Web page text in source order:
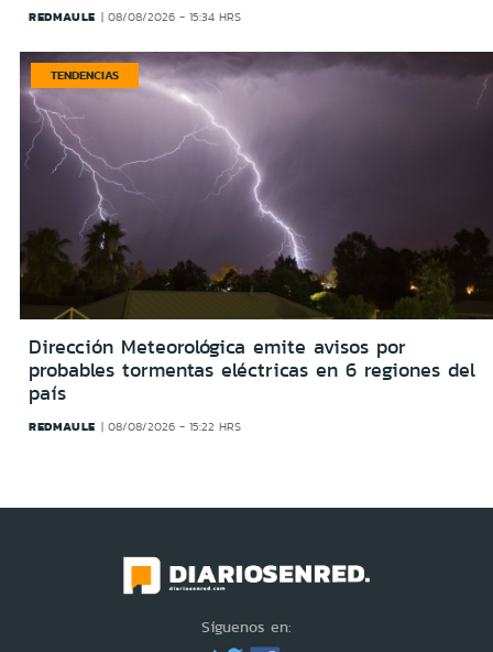
REDMAULE 08/08/2026 - 15:34 HRS
TENDENCIAS
Dirección Meteorológica emite avisos por
probables tormentas eléctricas en 6 regiones del
país
REDMAULE 08/08/2026 - 15:22 HRS
Síguenos en: